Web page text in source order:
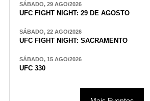
SÁBADO, 29 AGO/2026
UFC FIGHT NIGHT: 29 DE AGOSTO
SÁBADO, 22 AGO/2026
UFC FIGHT NIGHT: SACRAMENTO
SÁBADO, 15 AGO/2026
UFC 330